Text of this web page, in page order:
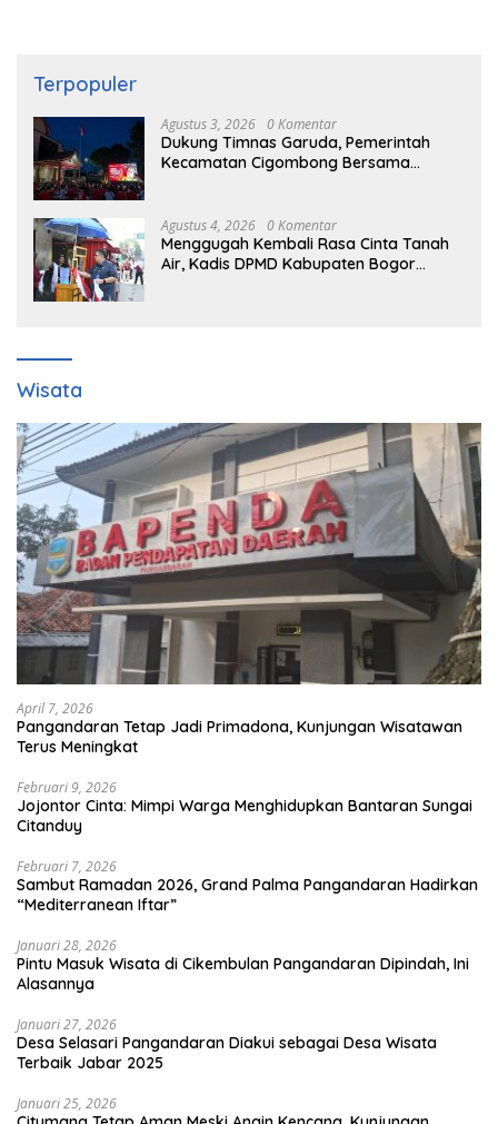
Terpopuler
Agustus 3, 2026 0 Komentar
Dukung Timnas Garuda, Pemerintah
Kecamatan Cigombong Bersama
Agustus 4, 2026 0 Komentar
Menggugah Kembali Rasa Cinta Tanah
Air, Kadis DPMD Kabupaten Bogor
Wisata
April 7, 2026
Pangandaran Tetap Jadi Primadona, Kunjungan Wisatawan
Terus Meningkat
Februari 9, 2026
Jojontor Cinta: Mimpi Warga Menghidupkan Bantaran Sungai
Citanduy
Februari 7, 2026
Sambut Ramadan 2026, Grand Palma Pangandaran Hadirkan
“Mediterranean Iftar”
Januari 28, 2026
Pintu Masuk Wisata di Cikembulan Pangandaran Dipindah, Ini
Alasannya
Januari 27, 2026
Desa Selasari Pangandaran Diakui sebagai Desa Wisata
Terbaik Jabar 2025
Januari 25, 2026